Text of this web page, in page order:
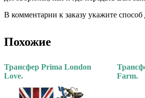
В комментарии к заказу укажите способ
Похожие
Трансфер Prima London
Love.
Farm.